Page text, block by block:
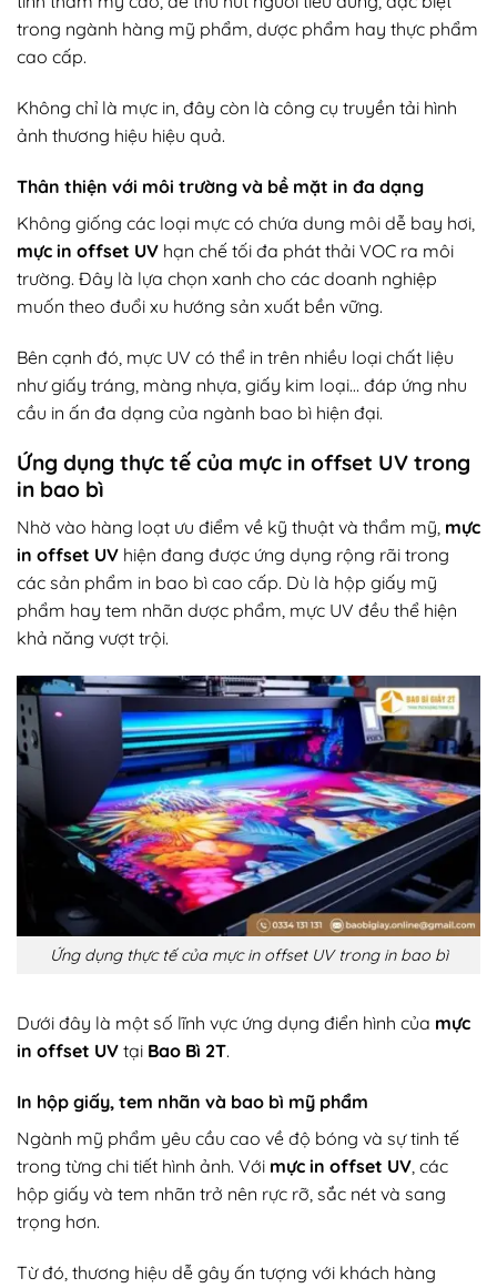
trong ngành hàng mỹ phẩm, dược phẩm hay thực phẩm
cao cấp.
Không chỉ là mực in, đây còn là công cụ truyền tải hình
ảnh thương hiệu hiệu quả.
Thân thiện với môi trường và bề mặt in đa dạng
Không giống các loại mực có chứa dung môi dễ bay hơi,
mực in offset UV hạn chế tối đa phát thải VOC ra môi
trường. Đây là lựa chọn xanh cho các doanh nghiệp
muốn theo đuổi xu hướng sản xuất bền vững.
Bên cạnh đó, mực UV có thể in trên nhiều loại chất liệu
như giấy tráng, màng nhựa, giấy kim loại… đáp ứng nhu
cầu in ấn đa dạng của ngành bao bì hiện đại.
Ứng dụng thực tế của mực in offset UV trong
in bao bì
Nhờ vào hàng loạt ưu điểm về kỹ thuật và thẩm mỹ, mực
in offset UV hiện đang được ứng dụng rộng rãi trong
các sản phẩm in bao bì cao cấp. Dù là hộp giấy mỹ
phẩm hay tem nhãn dược phẩm, mực UV đều thể hiện
khả năng vượt trội.
Ứng dụng thực tế của mực in offset UV trong in bao bì
Dưới đây là một số lĩnh vực ứng dụng điển hình của mực
in offset UV tại Bao Bì 2T.
In hộp giấy, tem nhãn và bao bì mỹ phẩm
Ngành mỹ phẩm yêu cầu cao về độ bóng và sự tinh tế
trong từng chi tiết hình ảnh. Với mực in offset UV, các
hộp giấy và tem nhãn trở nên rực rỡ, sắc nét và sang
trọng hơn.
Từ đó, thương hiệu dễ gây ấn tượng với khách hàng